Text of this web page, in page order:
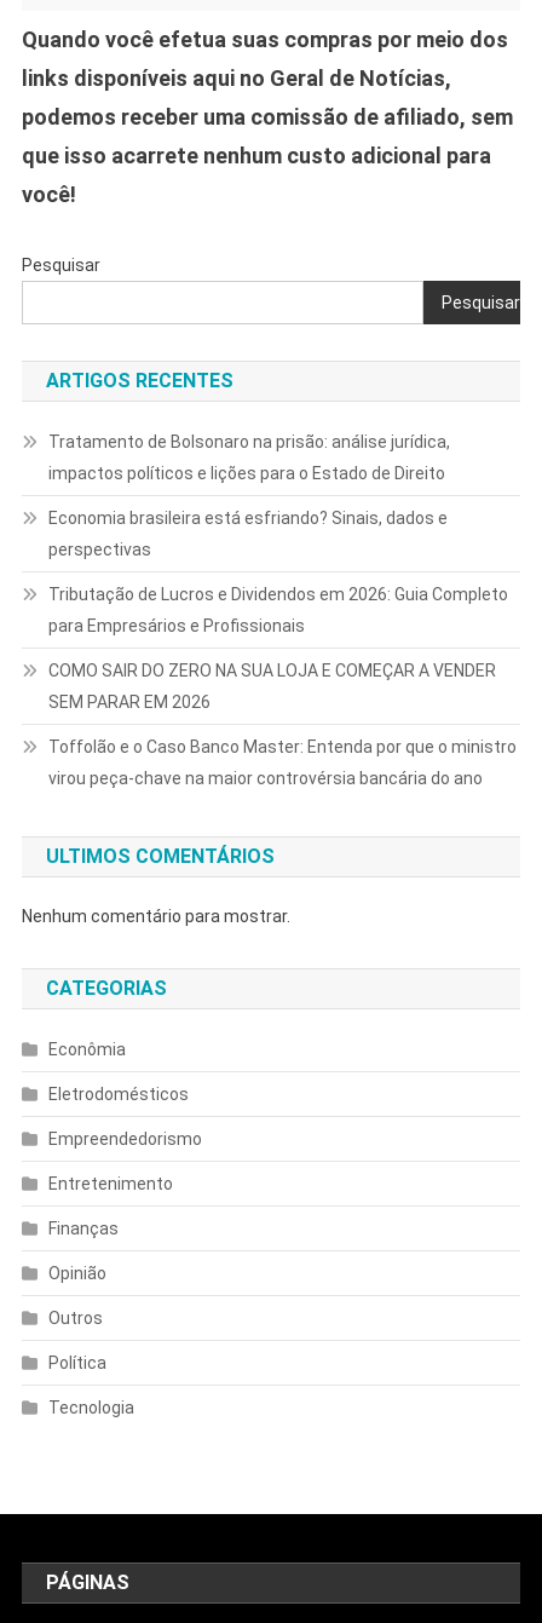
Quando você efetua suas compras por meio dos
links disponíveis aqui no Geral de Notícias,
podemos receber uma comissão de afiliado, sem
que isso acarrete nenhum custo adicional para
você!
Pesquisar
Pesquisar
ARTIGOS RECENTES
Tratamento de Bolsonaro na prisão: análise jurídica,
impactos políticos e lições para o Estado de Direito
Economia brasileira está esfriando? Sinais, dados e
perspectivas
Tributação de Lucros e Dividendos em 2026: Guia Completo
para Empresários e Profissionais
COMO SAIR DO ZERO NA SUA LOJA E COMEÇAR A VENDER
SEM PARAR EM 2026
Toffolão e o Caso Banco Master: Entenda por que o ministro
virou peça-chave na maior controvérsia bancária do ano
ULTIMOS COMENTÁRIOS
Nenhum comentário para mostrar.
CATEGORIAS
Econômia
Eletrodomésticos
Empreendedorismo
Entretenimento
Finanças
Opinião
Outros
Política
Tecnologia
PÁGINAS